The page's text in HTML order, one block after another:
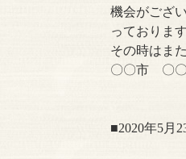
機会がござ
っております
その時はま
〇〇市 〇
■2020年5月